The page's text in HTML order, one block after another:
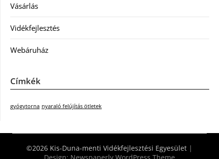
Vásárlás
Vidékfejlesztés
Webáruház
Címkék
gyógytorna nyaraló felújítás ötletek
©2026 Kis-Duna-menti Vidékfejlesztési Egyesület |
Design: Newspaperly WordPress Theme